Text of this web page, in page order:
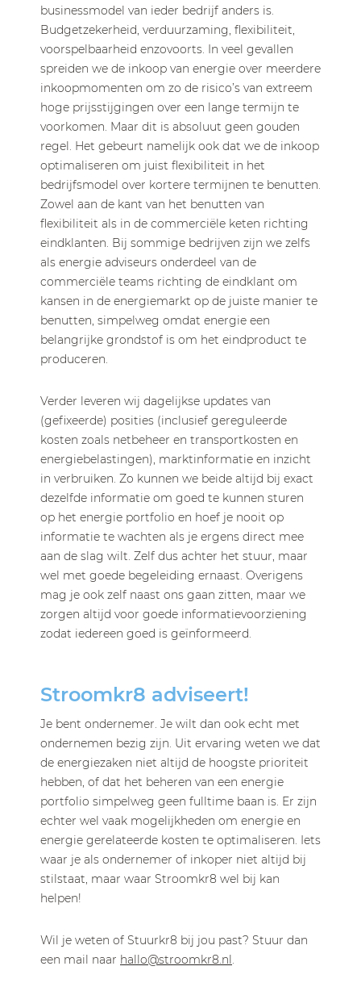
businessmodel van ieder bedrijf anders is.
Budgetzekerheid, verduurzaming, flexibiliteit,
voorspelbaarheid enzovoorts. In veel gevallen
spreiden we de inkoop van energie over meerdere
inkoopmomenten om zo de risico’s van extreem
hoge prijsstijgingen over een lange termijn te
voorkomen. Maar dit is absoluut geen gouden
regel. Het gebeurt namelijk ook dat we de inkoop
optimaliseren om juist flexibiliteit in het
bedrijfsmodel over kortere termijnen te benutten.
Zowel aan de kant van het benutten van
flexibiliteit als in de commerciële keten richting
eindklanten. Bij sommige bedrijven zijn we zelfs
als energie adviseurs onderdeel van de
commerciële teams richting de eindklant om
kansen in de energiemarkt op de juiste manier te
benutten, simpelweg omdat energie een
belangrijke grondstof is om het eindproduct te
produceren.
Verder leveren wij dagelijkse updates van
(gefixeerde) posities (inclusief gereguleerde
kosten zoals netbeheer en transportkosten en
energiebelastingen), marktinformatie en inzicht
in verbruiken. Zo kunnen we beide altijd bij exact
dezelfde informatie om goed te kunnen sturen
op het energie portfolio en hoef je nooit op
informatie te wachten als je ergens direct mee
aan de slag wilt. Zelf dus achter het stuur, maar
wel met goede begeleiding ernaast. Overigens
mag je ook zelf naast ons gaan zitten, maar we
zorgen altijd voor goede informatievoorziening
zodat iedereen goed is geïnformeerd.
Stroomkr8 adviseert!
Je bent ondernemer. Je wilt dan ook echt met
ondernemen bezig zijn. Uit ervaring weten we dat
de energiezaken niet altijd de hoogste prioriteit
hebben, of dat het beheren van een energie
portfolio simpelweg geen fulltime baan is. Er zijn
echter wel vaak mogelijkheden om energie en
energie gerelateerde kosten te optimaliseren. Iets
waar je als ondernemer of inkoper niet altijd bij
stilstaat, maar waar Stroomkr8 wel bij kan
helpen!
Wil je weten of Stuurkr8 bij jou past? Stuur dan
een mail naar hallo@stroomkr8.nl.